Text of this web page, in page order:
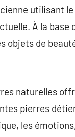
utilisant
À la
objets de
naturelles
pierres
les